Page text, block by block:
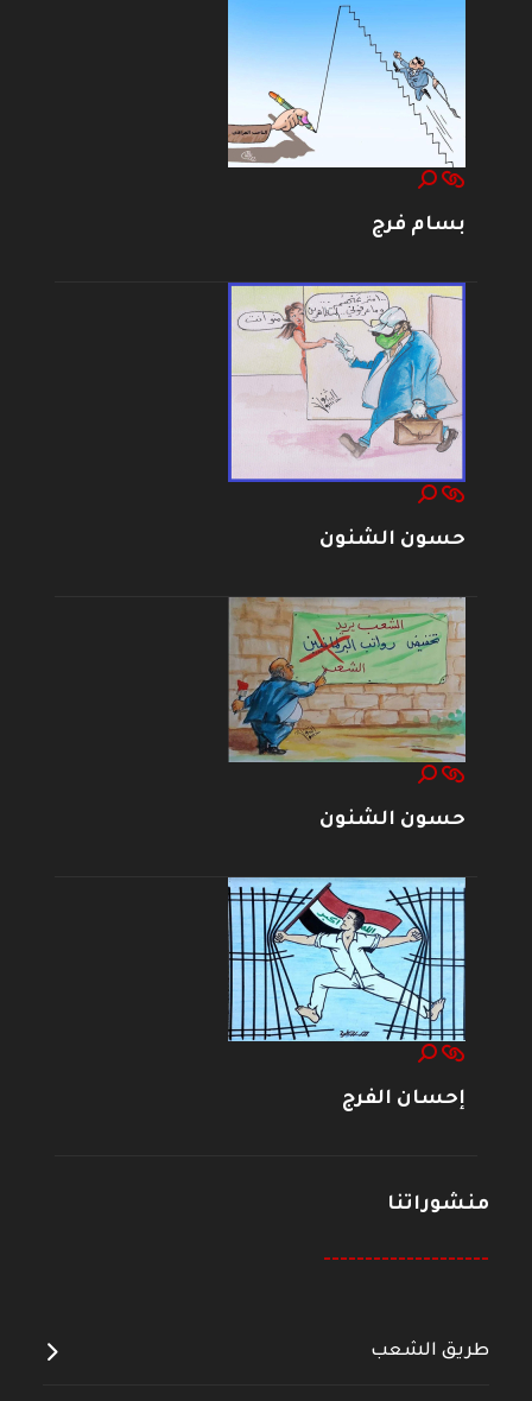
بسام فرج
حسون الشنون
حسون الشنون
إحسان الفرج
منشوراتنا
--------------------
طريق الشعب